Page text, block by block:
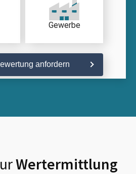
Gewerbe
anfordern
Wertermittlung